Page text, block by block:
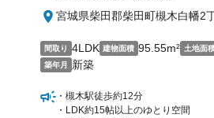
宮城県柴田郡柴田町槻木白幡2
間取り 4LDK 建物面積 95.55m² 土地面
築年月 新築
・槻木駅徒歩約12分
・LDK約15帖以上のゆとり空間